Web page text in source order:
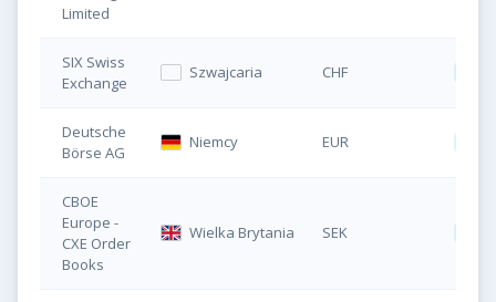
Limited
SIX Swiss
Exchange
Szwajcaria CHF
Deutsche
Börse AG
Niemcy EUR
CBOE
Europe -
CXE Order
Books
Wielka Brytania SEK